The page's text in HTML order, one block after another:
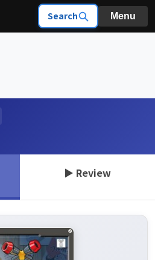
Search Menu
▶ Review